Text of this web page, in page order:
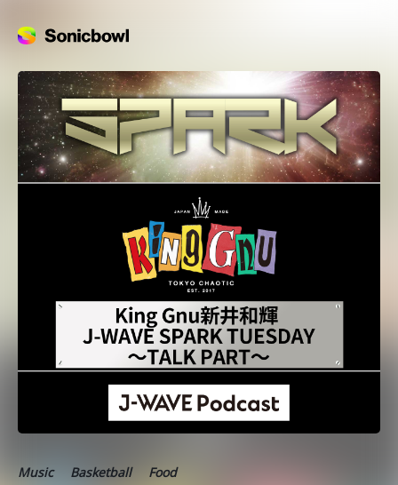
Music Basketball Food